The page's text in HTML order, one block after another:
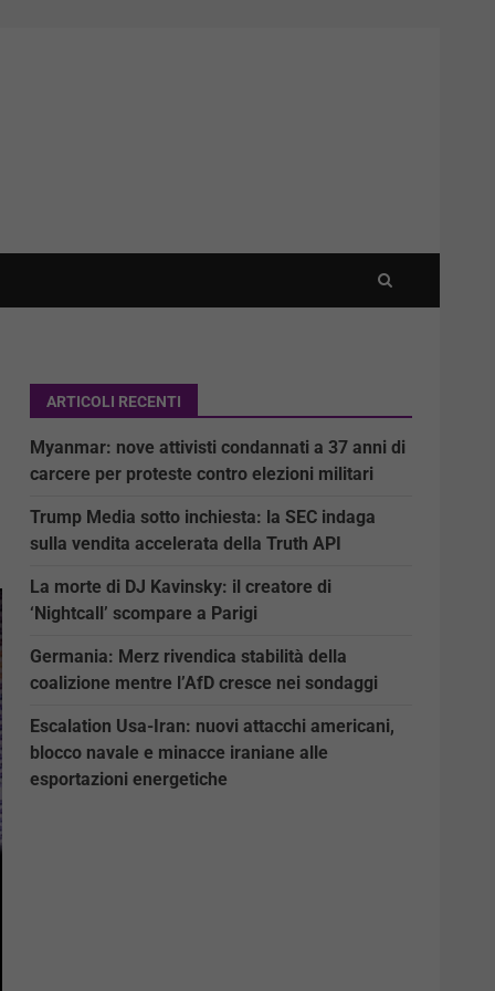
ARTICOLI RECENTI
Myanmar: nove attivisti condannati a 37 anni di
carcere per proteste contro elezioni militari
Trump Media sotto inchiesta: la SEC indaga
sulla vendita accelerata della Truth API
La morte di DJ Kavinsky: il creatore di
‘Nightcall’ scompare a Parigi
Germania: Merz rivendica stabilità della
coalizione mentre l’AfD cresce nei sondaggi
Escalation Usa-Iran: nuovi attacchi americani,
blocco navale e minacce iraniane alle
esportazioni energetiche